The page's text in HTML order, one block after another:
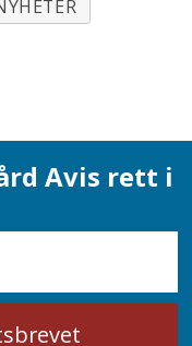
Avis rett i